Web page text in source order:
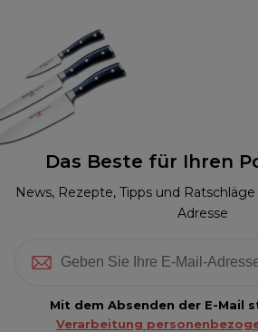
Das Beste für Ihren
News, Rezepte, Tipps und
Adresse
Mit dem Absenden der E-Mail
Verarbeitung